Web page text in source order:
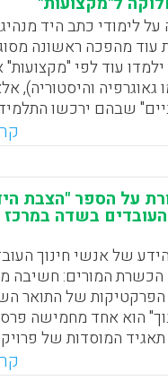
ינקות ועד שלוש
מהפרויקט על
לגבי שילוב של
בילדים צעירים
Email
X
על לימודי כתב היד
עוד מהפכה ראשונה
עוד לפי "מקצועות"
גאוגרפיה והיסטוריה),
שבהם ירכשו
הדרושים להם לעולם
באה על רקע השינוי
התעשייה
זה שהיה קיים לפני
היא לאפשר לתלמידים
את כישוריהם המקצועיים
בהתאם לנטיותיהם.
Email
X
על הספר "הצבת
העובדים בשדה
של אנשי חינוך
המורים: חשיבה
הפרקטיקות של התואר
הוא אחד מחמישה
המוסדות של
Carnegie Project on